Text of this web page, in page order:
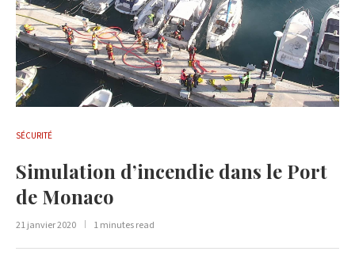
SÉCURITÉ
Simulation d’incendie dans le Port
de Monaco
21 janvier 2020 1 minutes read